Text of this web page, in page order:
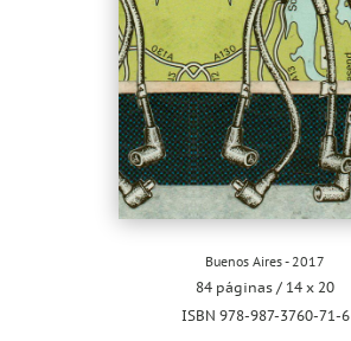
Buenos Aires - 2017
84 páginas / 14 x 20
ISBN 978-987-3760-71-6